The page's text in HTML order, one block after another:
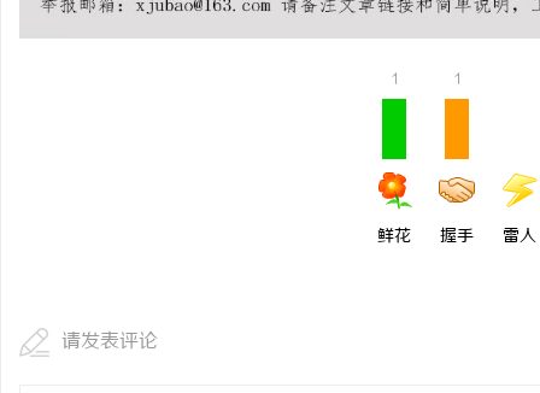
1
鲜花
1
握手 雷人
请发表评论